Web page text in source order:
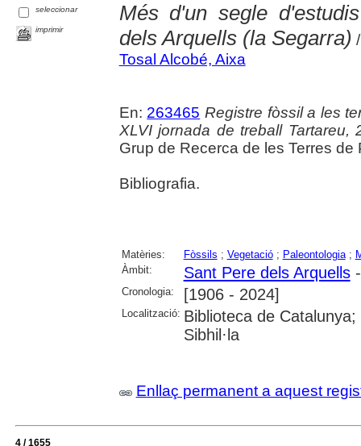
seleccionar
imprimir
Més d'un segle
dels Arquells (la Segarra)
Tosal Alcobé, Aixa
En: 263465 Registre fòssil a les
XLVI jornada de treball Tartareu,
Grup de Recerca de les Terres de
Bibliografia.
Matèries: Fòssils ; Vegetació; Paleontologia;
Àmbit:
Sant Pere dels Arquells-
Cronologia: [1906 - 2024]
Localització: Biblioteca de
Sibhil·la
Enllaç permanent a aquest
4 / 1655